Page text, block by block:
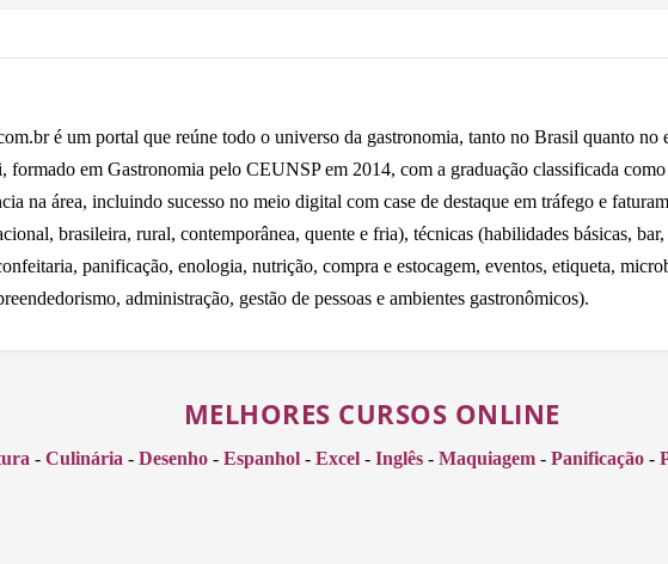
é um portal que reúne todo o universo da gastronomia, tanto no Brasil quanto
em Gastronomia pelo CEUNSP em 2014, com a graduação classificada
na área, incluindo sucesso no meio digital com case de destaque em tráfego e
brasileira, rural, contemporânea, quente e fria), técnicas (habilidades básicas,
panificação, enologia, nutrição, compra e estocagem, eventos, etiqueta,
administração, gestão de pessoas e ambientes gastronômicos).
MELHORES CURSOS ONLINE
- Culinária - Desenho - Espanhol - Excel - Inglês - Maquiagem - Panificação -